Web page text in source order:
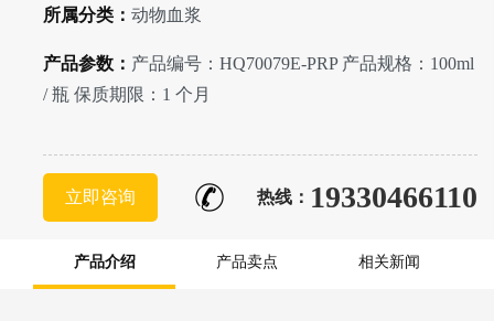
所属分类： 动物血浆
产品参数： 产品编号：HQ70079E-PRP 产品规格：100ml
/ 瓶 保质期限：1 个月
立即咨询 热线： 19330466110
产品介绍 产品卖点 相关新闻